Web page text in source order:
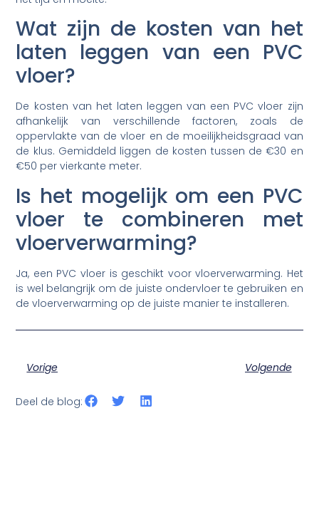
Wat zijn de kosten van het
laten leggen van een PVC
vloer?
De kosten van het laten leggen van een PVC vloer zijn
afhankelijk van verschillende factoren, zoals de
oppervlakte van de vloer en de moeilijkheidsgraad van
de klus. Gemiddeld liggen de kosten tussen de €30 en
€50 per vierkante meter.
Is het mogelijk om een PVC
vloer te combineren met
vloerverwarming?
Ja, een PVC vloer is geschikt voor vloerverwarming. Het
is wel belangrijk om de juiste ondervloer te gebruiken en
de vloerverwarming op de juiste manier te installeren.
Vorige Volgende
Deel de blog: